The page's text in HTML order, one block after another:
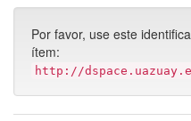
Por favor, use este
ítem:
http://